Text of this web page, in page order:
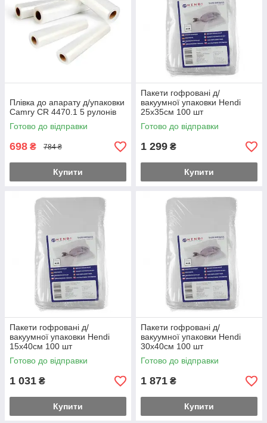
Плівка до апарату д/упаковки
Camry CR 4470.1 5 рулонів
Готово до відправки
698 ₴ 784 ₴
Купити
Пакети гофровані д/
вакуумної упаковки Hendi
25х35см 100 шт
Готово до відправки
1 299 ₴
Купити
Пакети гофровані д/
вакуумної упаковки Hendi
15х40см 100 шт
Готово до відправки
1 031 ₴
Купити
Пакети гофровані д/
вакуумної упаковки Hendi
30х40см 100 шт
Готово до відправки
1 871 ₴
Купити